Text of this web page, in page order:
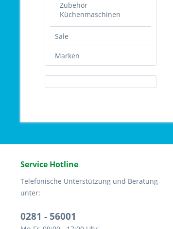
Zubehör
Küchenmaschinen
Sale
Marken
Service Hotline
Telefonische Unterstützung und Beratung
unter:
0281 - 56001